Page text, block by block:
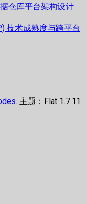
仓库平台架构设计
技术成熟度与跨平台
. 主题：Flat 1.7.11